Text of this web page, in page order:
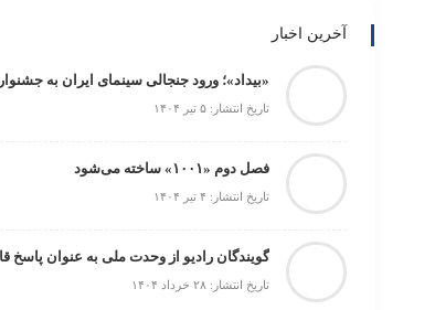
آخرین اخبار
«بیداد»؛ ورود جنجالی سینمای ایران به
تاریخ انتشار: ۵ تیر ۱۴۰۴
فصل دوم «۱۰۰۱» ساخته می‌شود
تاریخ انتشار: ۴ تیر ۱۴۰۴
گویندگان رادیو از وحدت ملی به عنوان پاسخ
تاریخ انتشار: ۲۸ خرداد ۱۴۰۴